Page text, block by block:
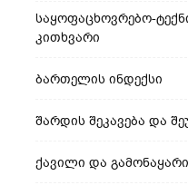
საყოფაცხოვრებო-
კითხვარი
ბართელის ინდექსი
შარდის შეკავება და
ქავილი და გამონაყარი